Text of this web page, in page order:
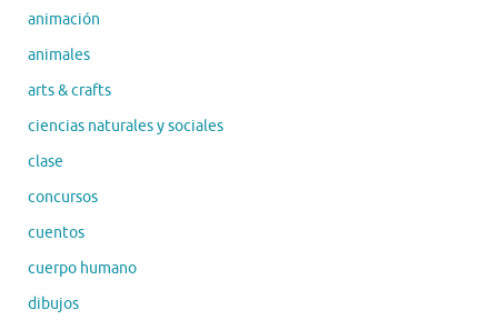
animación
animales
arts & crafts
ciencias naturales y sociales
clase
concursos
cuentos
cuerpo humano
dibujos